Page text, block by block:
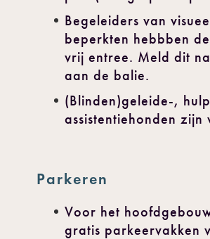
Begeleiders van
beperkten hebbben
vrij entree. Meld dit
aan de balie.
(Blinden)geleide-,
assistentiehonden zijn
Parkeren
Voor het
gratis parkeervakken